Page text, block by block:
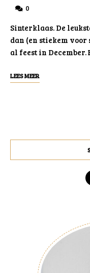
0
Sinterklaas. De
dan (en stiekem voor
al feest in December.
LEES MEER